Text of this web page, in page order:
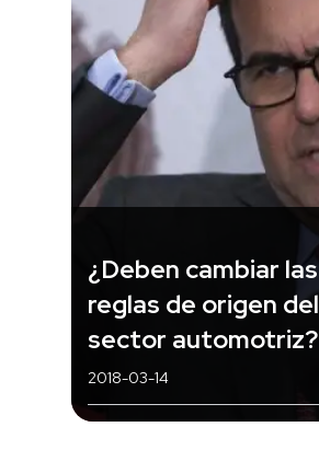
¿Deben cambiar las
reglas de origen del
sector automotriz?
2018-03-14